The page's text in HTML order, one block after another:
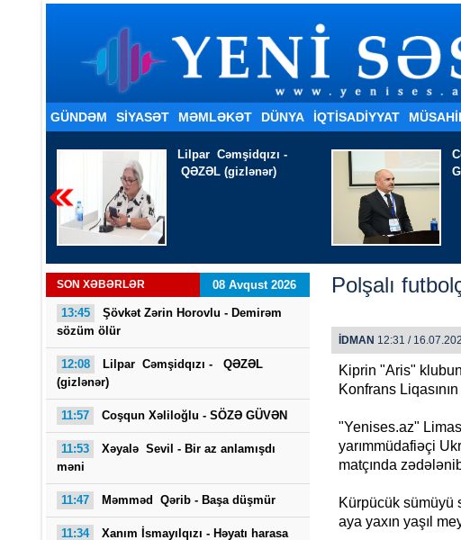
GÜNDƏM SİYASƏT MƏMLƏKƏT DÜNYA İQTISADIYYAT
Coşqun Xəliloğlu - SÖZƏ
GÜVƏN
SON XƏBƏRLƏR 08 Avqust 2026
13:45
Şövkət Zərin Horovlu - Demirəm
sözüm ölür
12:08
Lilpar Cəmşidqızı - QƏZƏL
(gizlənər)
11:57 Coşqun Xəliloğlu - SÖZƏ GÜVƏN
11:53
Xəyalə Sevil - Bir az anlamışdı
məni
11:47 Məmməd Qərib - Başa düşmür
11:34
Xanım İsmayılqızı - Həyatı harasa
Polşalı
İDMAN 12:31 /
Kiprin "Aris"
Konfrans
"Yenises.az"
yarımmüdafiəçi
matçında
Kürpücük sümüyü
aya yaxın yaşıl